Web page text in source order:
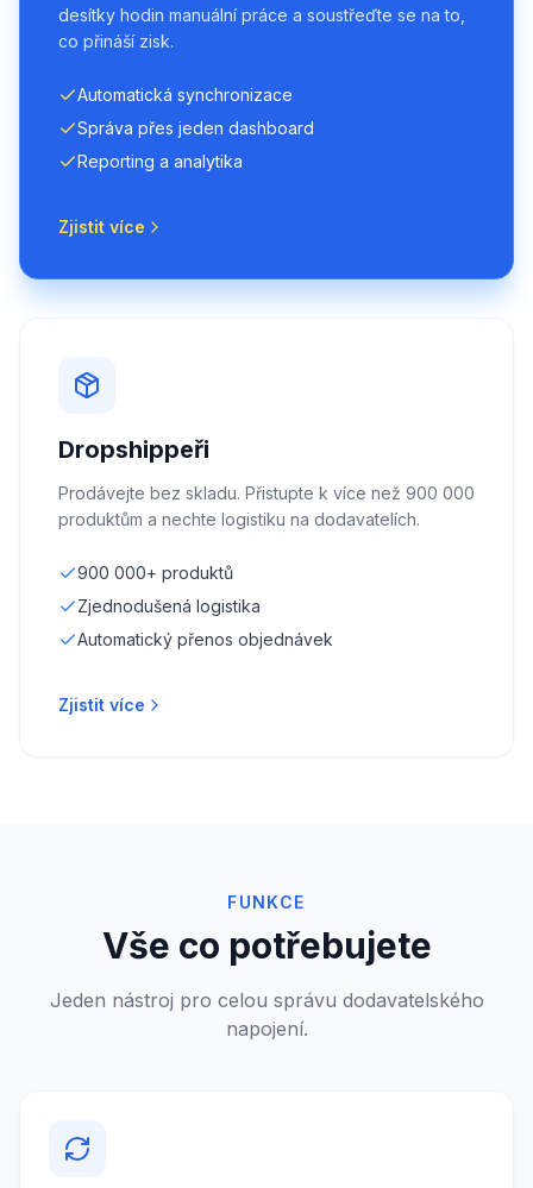
desítky hodin manuální práce a soustřeďte se na to,
co přináší zisk.
Automatická synchronizace
Správa přes jeden dashboard
Reporting a analytika
Zjistit více
Dropshippeři
Prodávejte bez skladu. Přistupte k více než 900 000
produktům a nechte logistiku na dodavatelích.
900 000+ produktů
Zjednodušená logistika
Automatický přenos objednávek
Zjistit více
FUNKCE
Vše co potřebujete
Jeden nástroj pro celou správu dodavatelského
napojení.